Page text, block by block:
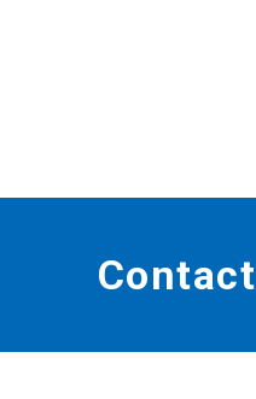
Contact